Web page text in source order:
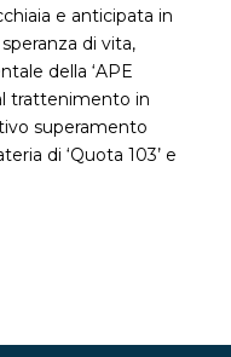
e anticipata in
di vita,
della ‘APE
trattenimento in
superamento
di ‘Quota 103’ e